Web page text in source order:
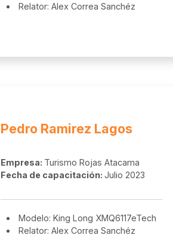
Relator: Alex Correa Sanchéz
Pedro Ramirez Lagos
Empresa: Turismo Rojas Atacama
Fecha de capacitación: Julio 2023
Modelo: King Long XMQ6117eTech
Relator: Alex Correa Sanchéz